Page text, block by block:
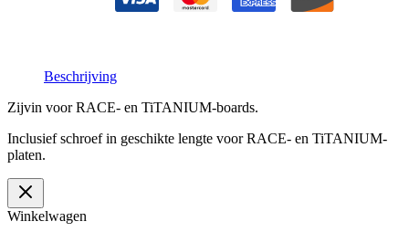
Beschrijving
Zijvin voor RACE- en TiTANIUM-boards.
Inclusief schroef in geschikte lengte voor RACE- en TiTANIUM-
platen.
Winkelwagen